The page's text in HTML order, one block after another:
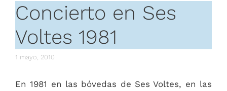
Concierto en Ses
Voltes 1981
1 mayo, 2010
En 1981 en las bóvedas de Ses Voltes, en las